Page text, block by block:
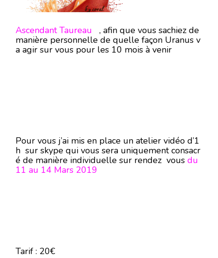
Ascendant Taureau , afin que vous sachiez de
manière personnelle de quelle façon Uranus v
a agir sur vous pour les 10 mois à venir
Pour vous j’ai mis en place un atelier vidéo d’1
h sur skype qui vous sera uniquement consacr
é de manière individuelle sur rendez vous du
11 au 14 Mars 2019
Tarif : 20€